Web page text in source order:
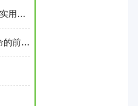
养猪场pe蓄水箱塑料储水塔实用案例
在保证5吨塑料水箱使用寿命的前提下如何正确使用它